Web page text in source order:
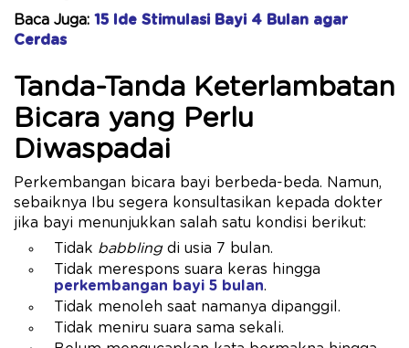
Baca Juga: 15 Ide Stimulasi Bayi 4 Bulan agar
Cerdas
Tanda-Tanda Keterlambatan
Bicara yang Perlu
Diwaspadai
Perkembangan bicara bayi berbeda-beda. Namun,
sebaiknya Ibu segera konsultasikan kepada dokter
jika bayi menunjukkan salah satu kondisi berikut:
Tidak babblingdi usia 7 bulan.
Tidak merespons suara keras hingga
perkembangan bayi 5 bulan.
Tidak menoleh saat namanya dipanggil.
Tidak meniru suara sama sekali.